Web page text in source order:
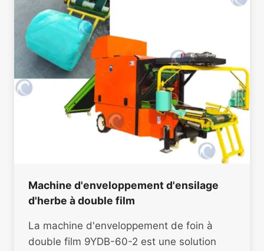
Machine d'enveloppement d'ensilage
d'herbe à double film
La machine d'enveloppement de foin à
double film 9YDB-60-2 est une solution